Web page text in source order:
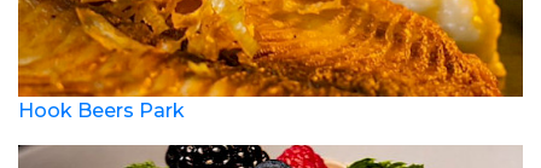
Hook Beers Park